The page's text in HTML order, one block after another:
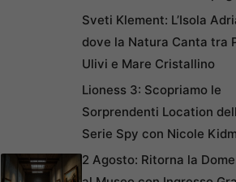
Sveti Klement: L’Isola
dove la Natura Canta tra
Ulivi e Mare Cristallino
Lioness 3: Scopriamo le
Sorprendenti Location
Serie Spy con Nicole
2 Agosto: Ritorna la